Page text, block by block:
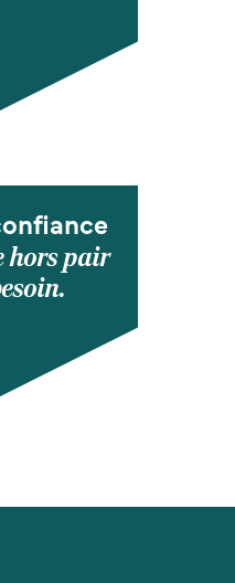
hors pair